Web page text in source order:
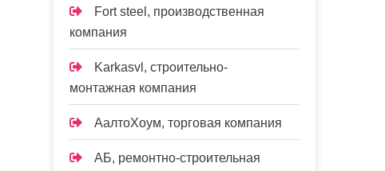
Fort steel, производственная
компания
Karkasvl, строительно-
монтажная компания
АалтоХоум, торговая компания
АБ, ремонтно-строительная